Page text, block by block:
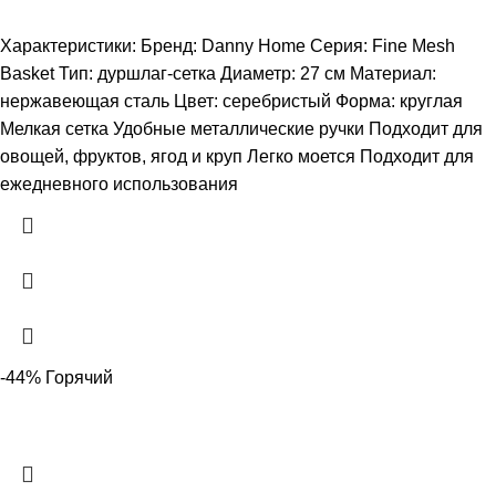
Характеристики: Бренд: Danny Home Серия: Fine Mesh
Basket Тип: дуршлаг-сетка Диаметр: 27 см Материал:
нержавеющая сталь Цвет: серебристый Форма: круглая
Мелкая сетка Удобные металлические ручки Подходит для
овощей, фруктов, ягод и круп Легко моется Подходит для
ежедневного использования
-44% Горячий